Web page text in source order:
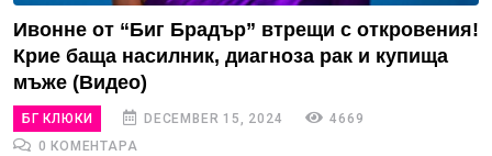
Ивонне от “Биг Брадър” втрещи с откровения!
Крие баща насилник, диагноза рак и купища
мъже (Видео)
БГ КЛЮКИ DECEMBER 15, 2024
4669
0 КОМЕНТАРА